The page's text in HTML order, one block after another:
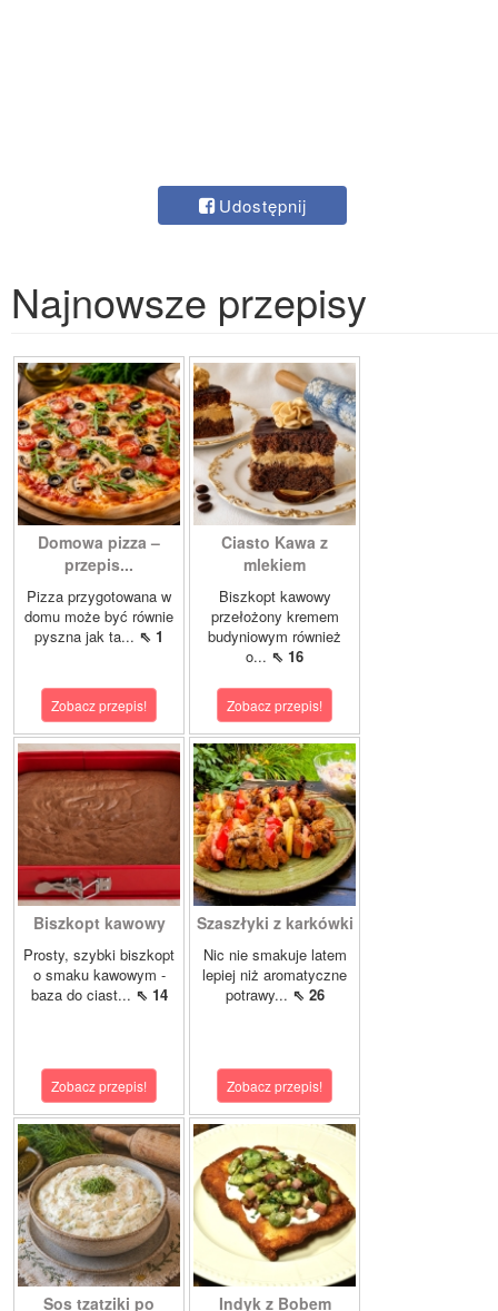
Udostępnij
Najnowsze przepisy
Domowa pizza –
przepis...
Pizza przygotowana w
domu może być równie
pyszna jak ta... ⇖ 1
Zobacz przepis!
Ciasto Kawa z
mlekiem
Biszkopt kawowy
przełożony kremem
budyniowym również
o... ⇖ 16
Zobacz przepis!
Biszkopt kawowy
Prosty, szybki biszkopt
o smaku kawowym -
baza do ciast... ⇖ 14
Zobacz przepis!
Szaszłyki z karkówki
Nic nie smakuje latem
lepiej niż aromatyczne
potrawy... ⇖ 26
Zobacz przepis!
Sos tzatziki po Indyk z Bobem